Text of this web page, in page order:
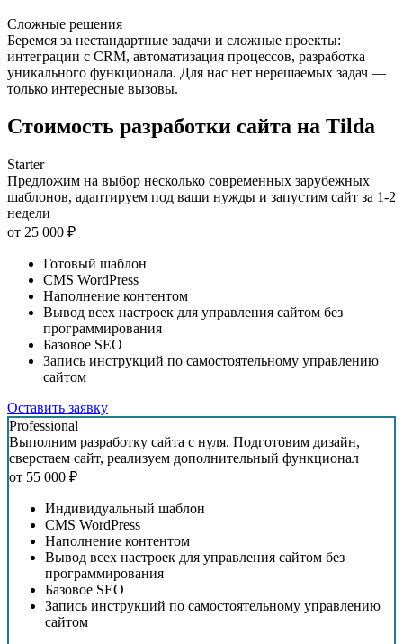
Сложные решения
Беремся за нестандартные задачи и сложные проекты:
интеграции с CRM, автоматизация процессов, разработка
уникального функционала. Для нас нет нерешаемых задач —
только интересные вызовы.
Стоимость разработки сайта на Tilda
Starter
Предложим на выбор несколько современных зарубежных
шаблонов, адаптируем под ваши нужды и запустим сайт за 1-2
недели
от 25 000 ₽
Готовый шаблон
CMS WordPress
Наполнение контентом
Вывод всех настроек для управления сайтом без
программирования
Базовое SEO
Запись инструкций по самостоятельному управлению
сайтом
Оставить заявку
Professional
Выполним разработку сайта с нуля. Подготовим дизайн,
сверстаем сайт, реализуем дополнительный функционал
от 55 000 ₽
Индивидуальный шаблон
CMS WordPress
Наполнение контентом
Вывод всех настроек для управления сайтом без
программирования
Базовое SEO
Запись инструкций по самостоятельному управлению
сайтом